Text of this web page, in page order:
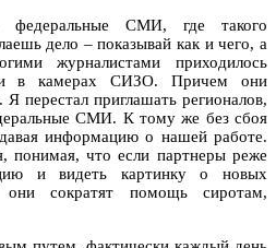
федеральные СМИ, где такого
дело – показывай как и чего, а
журналистами приходилось
в камерах СИЗО. Причем они
Я перестал приглашать регионалов,
СМИ. К тому же без сбоя
информацию о нашей работе.
понимая, что если партнеры реже
и видеть картинку о новых
сократят помощь сиротам,